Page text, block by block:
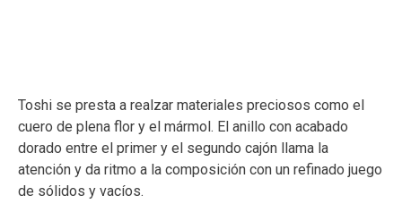
Toshi se presta a realzar materiales preciosos como el
cuero de plena flor y el mármol. El anillo con acabado
dorado entre el primer y el segundo cajón llama la
atención y da ritmo a la composición con un refinado juego
de sólidos y vacíos.